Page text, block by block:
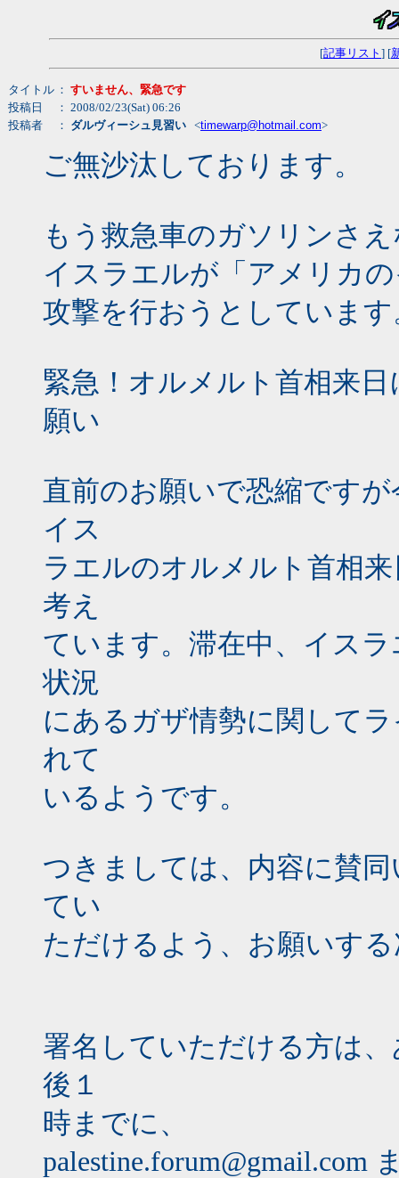
[記事リスト ] [
タイトル ： すいません、緊急です
投稿日
： 2008/02/23(Sat) 06:26
投稿者
： ダルヴィーシュ見習い <timewarp@hotmail.com>
ご無沙汰しております。
もう救急車のガソリンさ
イスラエルが「アメリカ
攻撃を行おうとしています
緊急！オルメルト首相来
願い
直前のお願いで恐縮です
イス
ラエルのオルメルト首相
考え
ています。滞在中、イス
状況
にあるガザ情勢に関して
れて
いるようです。
つきましては、内容に賛
てい
ただけるよう、お願いす
署名していただける方は
後１
時までに、
palestine.forum@gmail.com